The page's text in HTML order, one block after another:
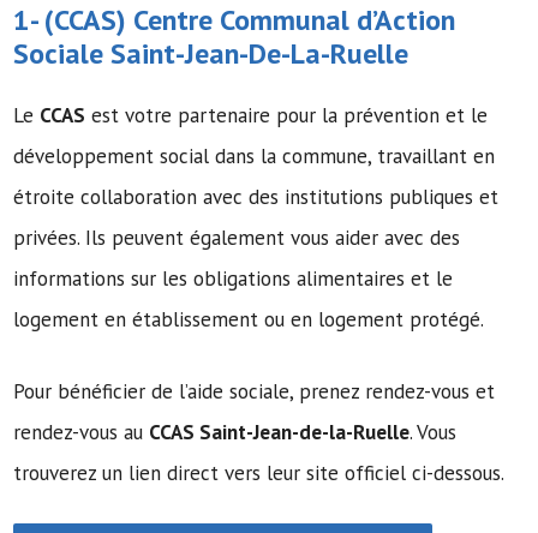
1- (CCAS) Centre Communal d’Action
SocialeSaint-Jean-De-La-Ruelle
Le CCAS est votre partenaire pour la prévention et le
développement social dans la commune, travaillant en
étroite collaboration avec des institutions publiques et
privées. Ils peuvent également vous aider avec des
informations sur les obligations alimentaires et le
logement en établissement ou en logement protégé.
Pour bénéficier de l’aide sociale, prenez rendez-vous et
rendez-vous au CCAS Saint-Jean-de-la-Ruelle. Vous
trouverez un lien direct vers leur site officiel ci-dessous.